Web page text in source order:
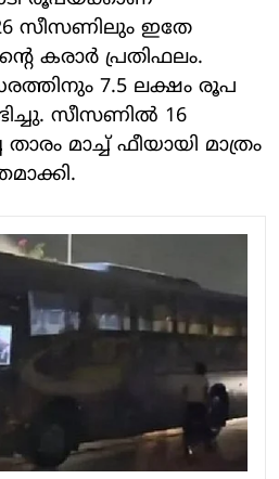
സീസണിലും ഇതേ
കരാർ പ്രതിഫലം.
7.5 ലക്ഷം രൂപ
സീസണിൽ 16
മാച്ച് ഫീയായി മാത്രം